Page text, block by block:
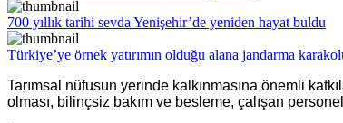
700 yıllık tarihi sevda Yenişehir’de yeniden hayat buldu
Türkiye’ye örnek yatırımın olduğu alana jandarma
Tarımsal nüfusun yerinde kalkınmasına önemli
olması, bilinçsiz bakım ve besleme, çalışan